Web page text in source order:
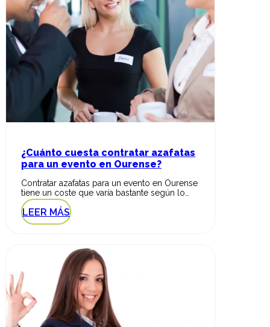
¿Cuánto cuesta contratar azafatas
para un evento en Ourense?
Contratar azafatas para un evento en Ourense
tiene un coste que varía bastante según lo…
LEER MÁS